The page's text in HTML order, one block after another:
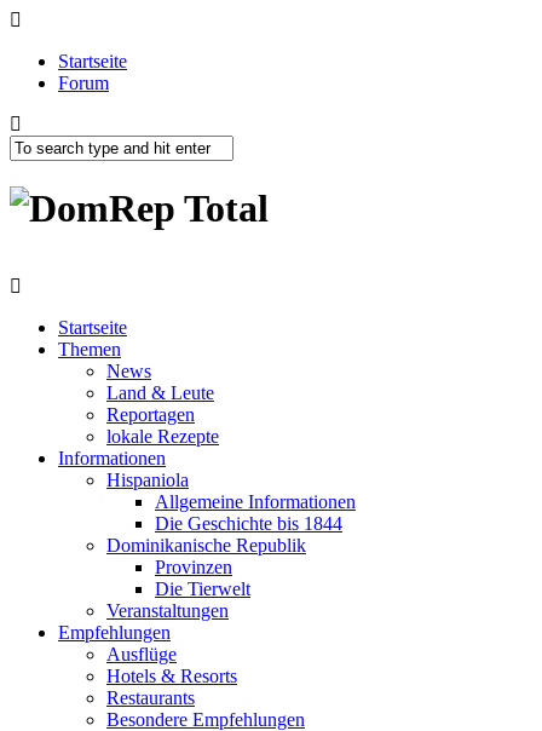
Startseite
Forum
Startseite
Themen
News
Land & Leute
Reportagen
lokale Rezepte
Informationen
Hispaniola
Allgemeine Informationen
Die Geschichte bis 1844
Dominikanische Republik
Provinzen
Die Tierwelt
Veranstaltungen
Empfehlungen
Ausflüge
Hotels & Resorts
Restaurants
Besondere Empfehlungen